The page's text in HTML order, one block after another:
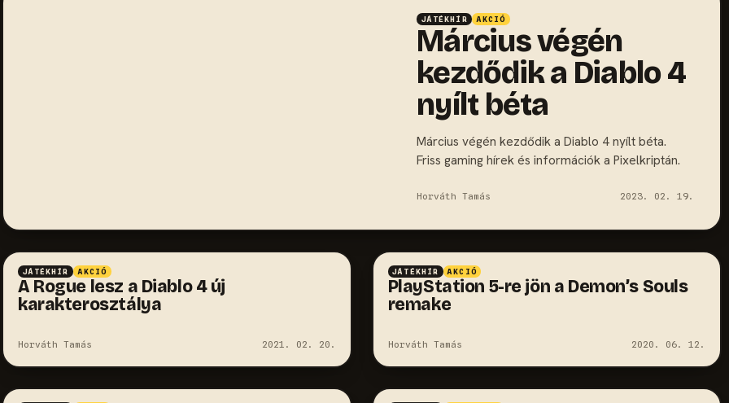
JÁTÉKHÍR AKCIÓ
Március végén
kezdődik a Diablo 4
nyílt béta
Március végén kezdődik a Diablo 4 nyílt béta.
Friss gaming hírek és információk a Pixelkriptán.
Horváth Tamás 2023. 02. 19.
JÁTÉKHÍR AKCIÓ
A Rogue lesz a Diablo 4 új
karakterosztálya
Horváth Tamás 2021. 02. 20.
JÁTÉKHÍR AKCIÓ
PlayStation 5-re jön a Demon’s Souls
remake
Horváth Tamás 2020. 06. 12.